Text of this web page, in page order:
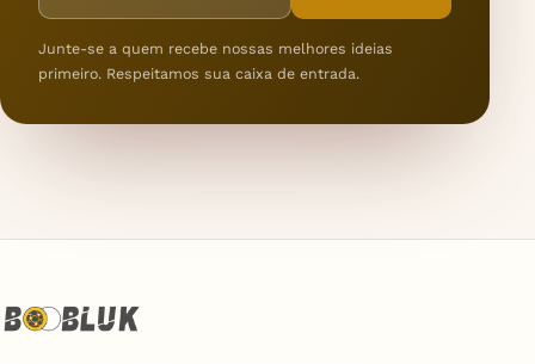
Junte-se a quem recebe nossas melhores ideias
primeiro. Respeitamos sua caixa de entrada.